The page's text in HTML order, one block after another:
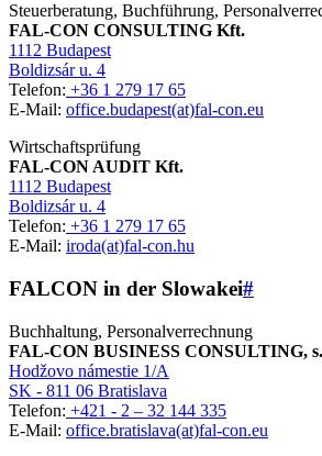
Steuerberatung, Buchführung,
FAL-CON CONSULTING Kft.
1112 Budapest
Boldizsár u. 4
Telefon: +36 1 279 17 65
E-Mail: office.budapest(at)fal-con.eu
Wirtschaftsprüfung
FAL-CON AUDIT Kft.
1112 Budapest
Boldizsár u. 4
Telefon: +36 1 279 17 65
E-Mail: iroda(at)fal-con.hu
FALCON in der Slowakei#
Buchhaltung, Personalverrechnung
FAL-CON BUSINESS CONSULTING,
Hodžovo námestie 1/A
SK - 811 06 Bratislava
Telefon: +421 - 2 – 32 144 335
E-Mail: office.bratislava(at)fal-con.eu